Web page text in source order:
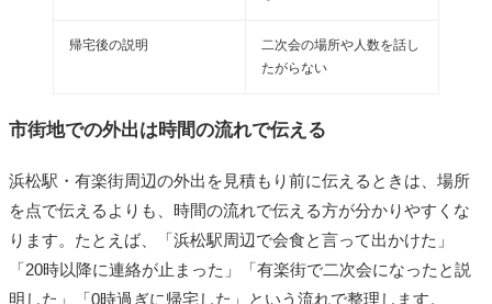
帰宅後の説明
二次会の場所や人数を話し
たがらない
市街地での外出は時間の流れで伝える
浜松駅・有楽街周辺の外出を見積もり前に伝えるときは、場所
を点で伝えるよりも、時間の流れで伝える方が分かりやすくな
ります。たとえば、「浜松駅周辺で会食と言って出かけた」
「20時以降に連絡が止まった」「有楽街で二次会になったと説
明した」「0時過ぎに帰宅した」という流れで整理します。